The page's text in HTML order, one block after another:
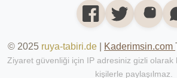
© 2025 ruya-tabiri.de Kaderimsin.com
Ziyaret güvenliği için IP adresiniz gizli olarak
kişilerle paylaşılmaz.